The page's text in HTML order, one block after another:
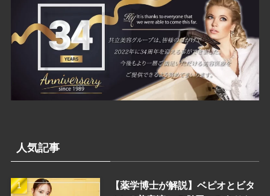
人気記事
【薬学博士が解説】ベピオとビタ